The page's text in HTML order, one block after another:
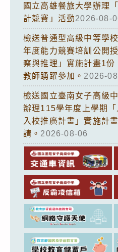
國立高雄餐旅大學辦理
計競賽」活動2026-08-
檢送普通型高級中等學
年度能力競賽培訓公開
察與推理」實施計畫1
教師踴躍參加。 2026-
檢送國立臺南女子高級
辦理115學年度上學期
入校推廣計畫」實施計
請。 2026-08-06